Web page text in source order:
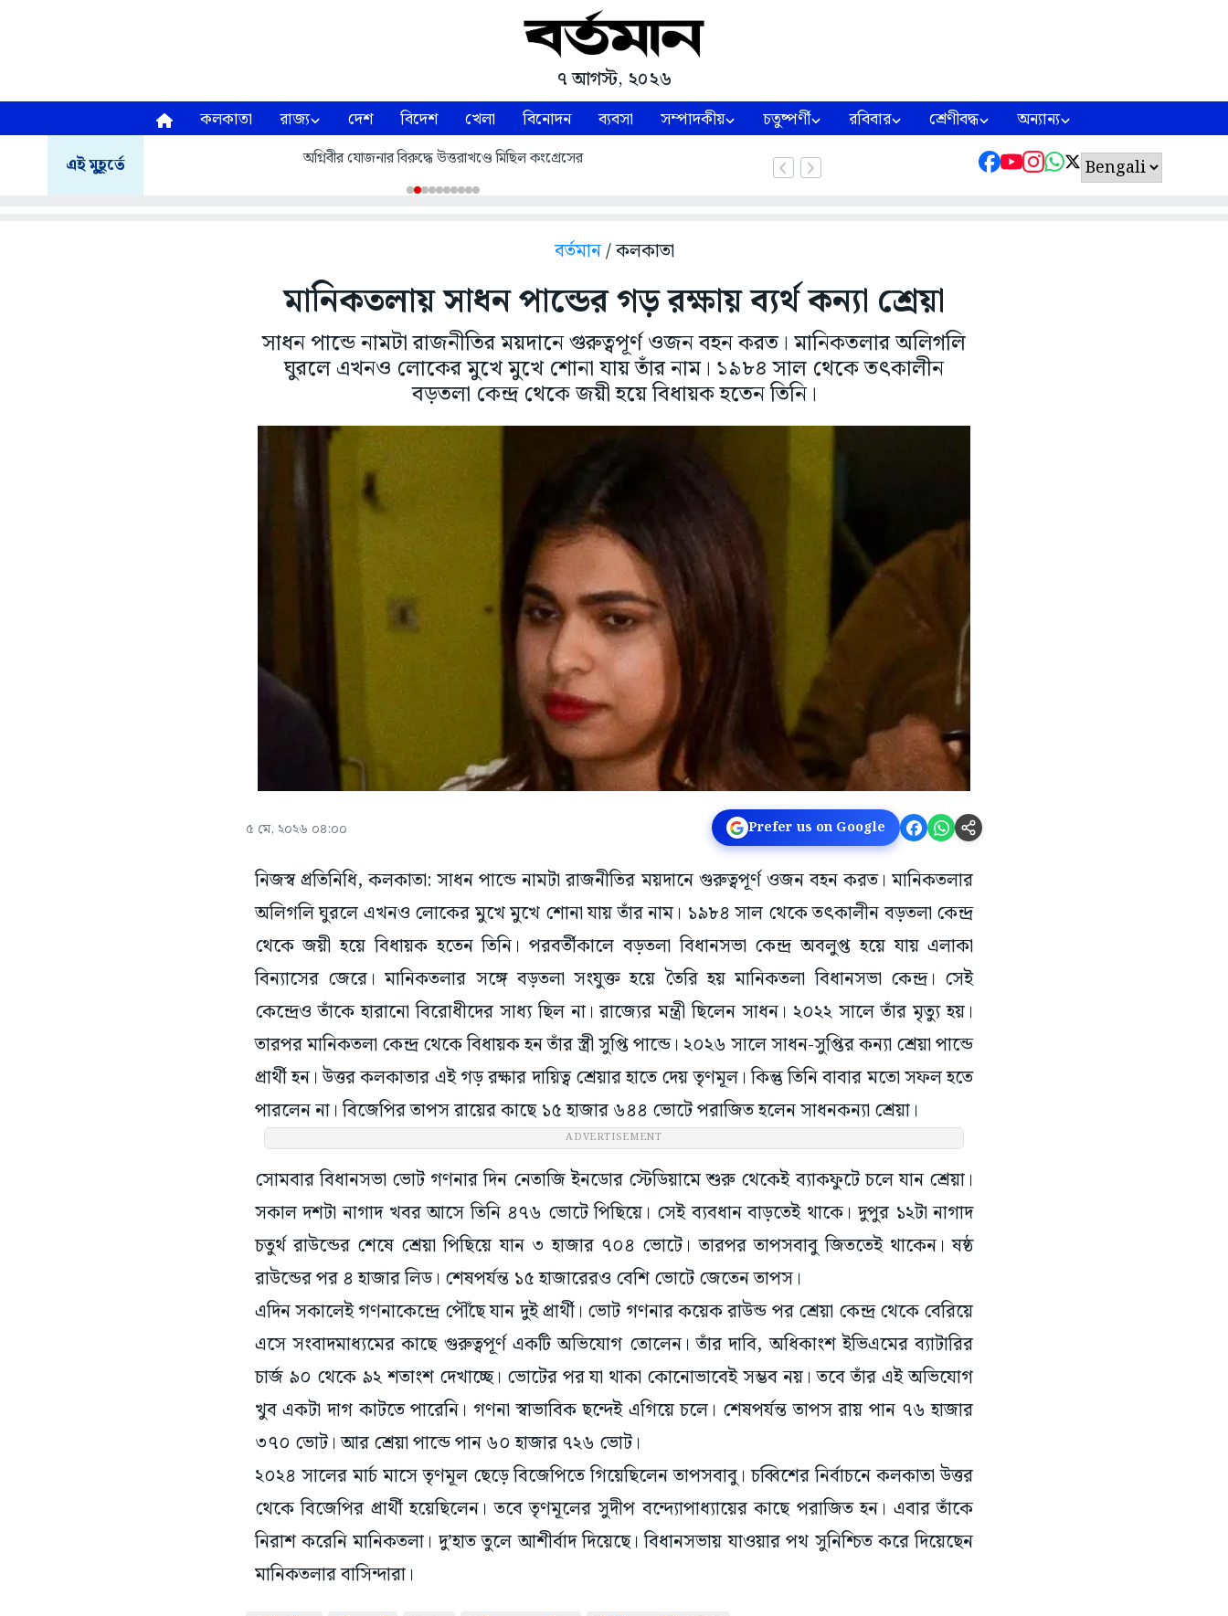
৭ আগস্ট, ২০২৬
কলকাতা রাজ্য দেশ বিদেশ খেলা বিনোদন ব্যবসা সম্পাদকীয় চতুষ্পর্ণী রবিবার শ্রেণীবদ্ধ অন্যান্য
এই মুহূর্তে অগ্নিবীর যোজনার বিরুদ্ধে উত্তরাখণ্ডে মিছিল কংগ্রেসের
বর্তমান/ কলকাতা
মানিকতলায় সাধন পান্ডের গড় রক্ষায় ব্যর্থ কন্যা শ্রেয়া
সাধন পান্ডে নামটা রাজনীতির ময়দানে গুরুত্বপূর্ণ ওজন বহন করত। মানিকতলার অলিগলি
ঘুরলে এখনও লোকের মুখে মুখে শোনা যায় তাঁর নাম। ১৯৮৪ সাল থেকে তৎকালীন
বড়তলা কেন্দ্র থেকে জয়ী হয়ে বিধায়ক হতেন তিনি।
৫ মে, ২০২৬ ০৪:০০ Prefer us on Google
নিজস্ব প্রতিনিধি, কলকাতা: সাধন পান্ডে নামটা রাজনীতির ময়দানে গুরুত্বপূর্ণ ওজন বহন করত। মানিকতলার
অলিগলি ঘুরলে এখনও লোকের মুখে মুখে শোনা যায় তাঁর নাম। ১৯৮৪ সাল থেকে তৎকালীন বড়তলা কেন্দ্র
থেকে জয়ী হয়ে বিধায়ক হতেন তিনি। পরবর্তীকালে বড়তলা বিধানসভা কেন্দ্র অবলুপ্ত হয়ে যায় এলাকা
বিন্যাসের জেরে। মানিকতলার সঙ্গে বড়তলা সংযুক্ত হয়ে তৈরি হয় মানিকতলা বিধানসভা কেন্দ্র। সেই
কেন্দ্রেও তাঁকে হারানো বিরোধীদের সাধ্য ছিল না। রাজ্যের মন্ত্রী ছিলেন সাধন। ২০২২ সালে তাঁর মৃত্যু হয়।
তারপর মানিকতলা কেন্দ্র থেকে বিধায়ক হন তাঁর স্ত্রী সুপ্তি পান্ডে। ২০২৬ সালে সাধন-সুপ্তির কন্যা শ্রেয়া পান্ডে
প্রার্থী হন। উত্তর কলকাতার এই গড় রক্ষার দায়িত্ব শ্রেয়ার হাতে দেয় তৃণমূল। কিন্তু তিনি বাবার মতো সফল হতে
পারলেন না। বিজেপির তাপস রায়ের কাছে ১৫ হাজার ৬৪৪ ভোটে পরাজিত হলেন সাধনকন্যা শ্রেয়া।
ADVERTISEMENT
সোমবার বিধানসভা ভোট গণনার দিন নেতাজি ইনডোর স্টেডিয়ামে শুরু থেকেই ব্যাকফুটে চলে যান শ্রেয়া।
সকাল দশটা নাগাদ খবর আসে তিনি ৪৭৬ ভোটে পিছিয়ে। সেই ব্যবধান বাড়তেই থাকে। দুপুর ১২টা নাগাদ
চতুর্থ রাউন্ডের শেষে শ্রেয়া পিছিয়ে যান ৩ হাজার ৭০৪ ভোটে। তারপর তাপসবাবু জিততেই থাকেন। ষষ্ঠ
রাউন্ডের পর ৪ হাজার লিড। শেষপর্যন্ত ১৫ হাজারেরও বেশি ভোটে জেতেন তাপস।
এদিন সকালেই গণনাকেন্দ্রে পৌঁছে যান দুই প্রার্থী। ভোট গণনার কয়েক রাউন্ড পর শ্রেয়া কেন্দ্র থেকে বেরিয়ে
এসে সংবাদমাধ্যমের কাছে গুরুত্বপূর্ণ একটি অভিযোগ তোলেন। তাঁর দাবি, অধিকাংশ ইভিএমের ব্যাটারির
চার্জ ৯০ থেকে ৯২ শতাংশ দেখাচ্ছে। ভোটের পর যা থাকা কোনোভাবেই সম্ভব নয়। তবে তাঁর এই অভিযোগ
খুব একটা দাগ কাটতে পারেনি। গণনা স্বাভাবিক ছন্দেই এগিয়ে চলে। শেষপর্যন্ত তাপস রায় পান ৭৬ হাজার
৩৭০ ভোট। আর শ্রেয়া পান্ডে পান ৬০ হাজার ৭২৬ ভোট।
২০২৪ সালের মার্চ মাসে তৃণমূল ছেড়ে বিজেপিতে গিয়েছিলেন তাপসবাবু। চব্বিশের নির্বাচনে কলকাতা উত্তর
থেকে বিজেপির প্রার্থী হয়েছিলেন। তবে তৃণমূলের সুদীপ বন্দ্যোপাধ্যায়ের কাছে পরাজিত হন। এবার তাঁকে
নিরাশ করেনি মানিকতলা। দু’হাত তুলে আশীর্বাদ দিয়েছে। বিধানসভায় যাওয়ার পথ সুনিশ্চিত করে দিয়েছেন
মানিকতলার বাসিন্দারা।